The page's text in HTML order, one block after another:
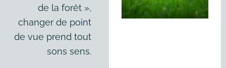
de la forêt »,
changer de point
de vue prend tout
sons sens.